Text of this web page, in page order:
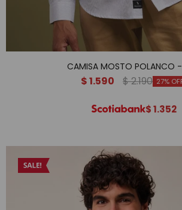
CAMISA MOSTO POLANCO
$1.590 $2.190 27
$1.352